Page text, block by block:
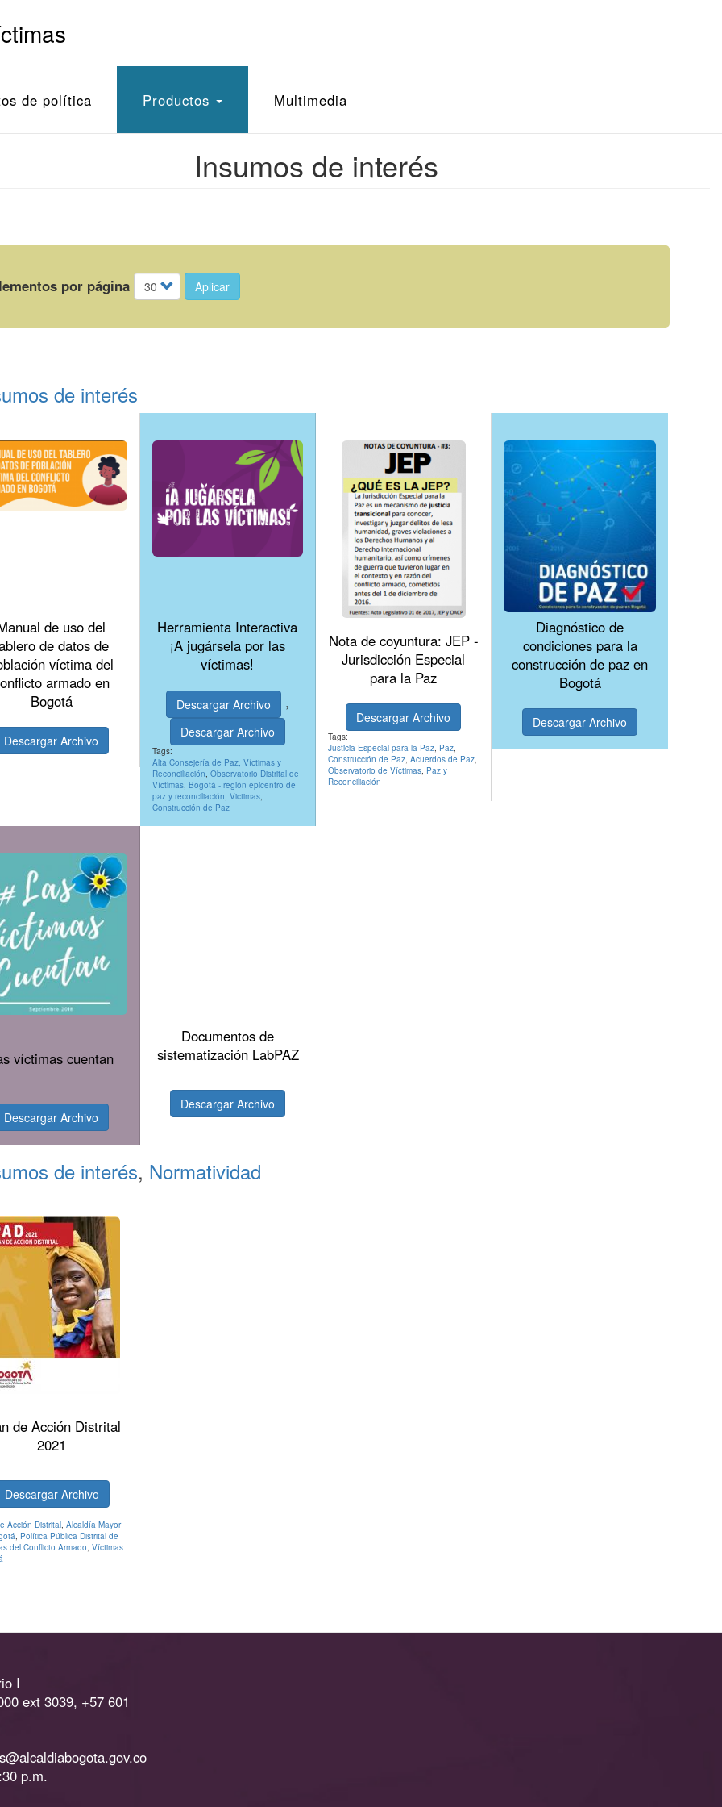
de política Productos Multimedia
Insumos de interés
por página Aplicar
de interés
de uso del
de datos de
víctima del
armado en
Bogotá
Descargar Archivo
Herramienta Interactiva
¡A jugársela por las
víctimas!
Descargar Archivo ,
Descargar Archivo
Tags:
Alta Consejería de Paz, Víctimas y
Reconciliación Observatorio Distrital de
Víctimas, Bogotá - región epicentro de
paz y reconciliación Victimas,
Construcción de Paz
Nota de coyuntura: JEP -
Jurisdicción Especial
para la Paz
Descargar Archivo
Tags:
Justicia Especial para la Paz, Paz,
Construcción de Paz, Acuerdos de Paz,
Observatorio de Víctimas, Paz y
Reconciliación
Diagnóstico de
condiciones para la
construcción de paz en
Bogotá
Descargar Archivo
víctimas cuentan
Descargar Archivo
Documentos de
sistematización LabPAZ
Descargar Archivo
de interés, Normatividad
de Acción Distrital
2021
Descargar Archivo
Acción Distrital,Alcaldía Mayor
, Política Pública Distrital de
del Conflicto Armado,Víctimas
I
ext 3039, +57 601
p.m.